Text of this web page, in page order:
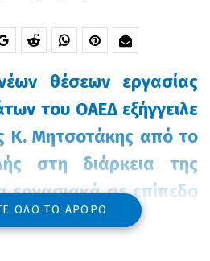
θέσεων εργασίας
του ΟΑΕΔ εξήγγειλε
Κ. Μητσοτάκης από το
στη διάρκεια της
εργασιακά σε επίπεδο
ΌΛΟ ΤΟ ΆΡΘΡΟ